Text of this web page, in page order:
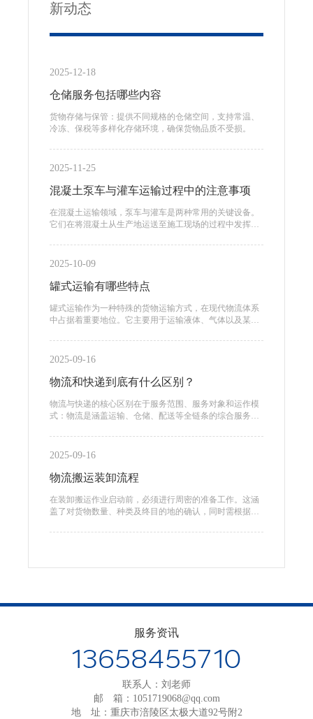
新动态
2025-12-18
仓储服务包括哪些内容
货物存储与保管：提供不同规格的仓储空间，支持常温、
冷冻、保税等多样化存储环境，确保货物品质不受损。
2025-11-25
混凝土泵车与灌车运输过程中的注意事项
在混凝土运输领域，泵车与灌车是两种常用的关键设备。
它们在将混凝土从生产地运送至施工现场的过程中发挥着
2025-10-09
罐式运输有哪些特点
罐式运输作为一种特殊的货物运输方式，在现代物流体系
中占据着重要地位。它主要用于运输液体、气体以及某些
2025-09-16
物流和快递到底有什么区别？
物流与快递的核心区别在于服务范围、服务对象和运作模
式：物流是涵盖运输、仓储、配送等全链条的综合服务体
2025-09-16
物流搬运装卸流程
在装卸搬运作业启动前，必须进行周密的准备工作。这涵
盖了对货物数量、种类及终目的地的确认，同时需根据货
服务资讯
13658455710
联系人：刘老师
邮 箱： 1051719068@qq.com
地 址：重庆市涪陵区太极大道92号附2